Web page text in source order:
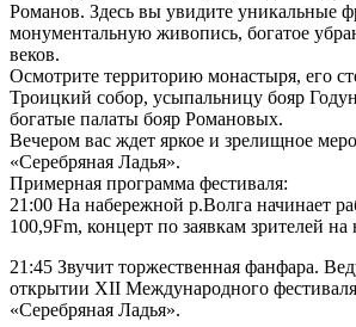
Романов. Здесь вы увидите уникальные
монументальную живопись, богатое
веков.
Осмотрите территорию монастыря, его
Троицкий собор, усыпальницу бояр
богатые палаты бояр Романовых.
Вечером вас ждет яркое и зрелищное
«Серебряная Ладья».
Примерная программа фестиваля:
21:00 На набережной р.Волга начинает
100,9Fm, концерт по заявкам зрителей
21:45 Звучит торжественная фанфара.
открытии XII Международного
«Серебряная Ладья».